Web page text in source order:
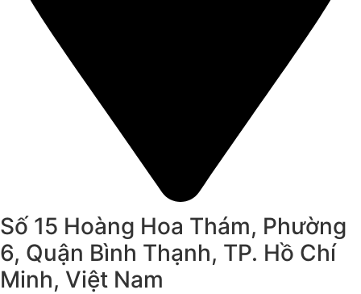
Số 15 Hoàng Hoa Thám, Phường
6, Quận Bình Thạnh, TP. Hồ Chí
Minh, Việt Nam